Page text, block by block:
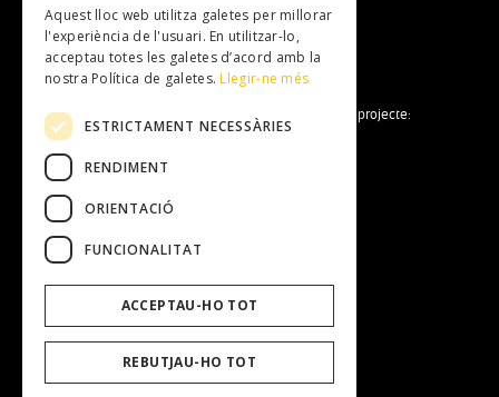
NEWSLETTER
La Fundació Mallorca Literària forma part del projecte:
Fundació Mallorca Literària
Entitat
Equip Humà
Transparència
Treballa amb nosaltres
Aquest lloc web utilitza galetes per millorar
l'experiència de l'usuari. En utilitzar-lo,
acceptau totes les galetes d’acord amb la
nostra Política de galetes.Llegir-ne més
ESTRICTAMENT NECESSÀRIES
RENDIMENT
ORIENTACIÓ
FUNCIONALITAT
ACCEPTAU-HO TOT
REBUTJAU-HO TOT